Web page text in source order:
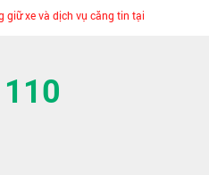
và dịch vụ căng tin tại BVQY110
110